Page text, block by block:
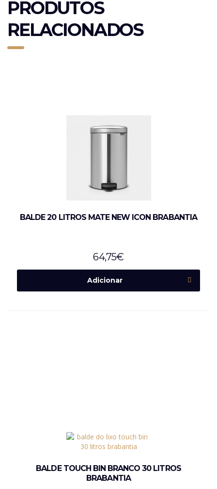
PRODUTOS
RELACIONADOS
BALDE 20 LITROS MATE NEW ICON BRABANTIA
64,75€
Adicionar
BALDE TOUCH BIN BRANCO 30 LITROS
BRABANTIA